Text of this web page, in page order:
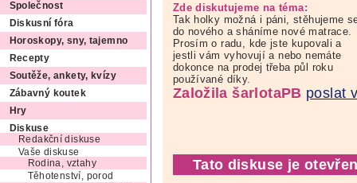
Společnost
Diskusní fóra
Horoskopy, sny, tajemno
Recepty
Soutěže, ankety, kvízy
Zábavný koutek
Hry
Diskuse
Redakční diskuse
Vaše diskuse
Rodina, vztahy
Těhotenství, porod
Zde diskutujeme na téma:
Tak holky možná i páni, stěhujeme
do nového a sháníme nové matrace.
Prosím o radu, kde jste kupovali a
jestli vám vyhovují a nebo nemáte
dokonce na prodej třeba půl roku
používané díky.
Založila šarlotaPB poslat
Tato diskuse je